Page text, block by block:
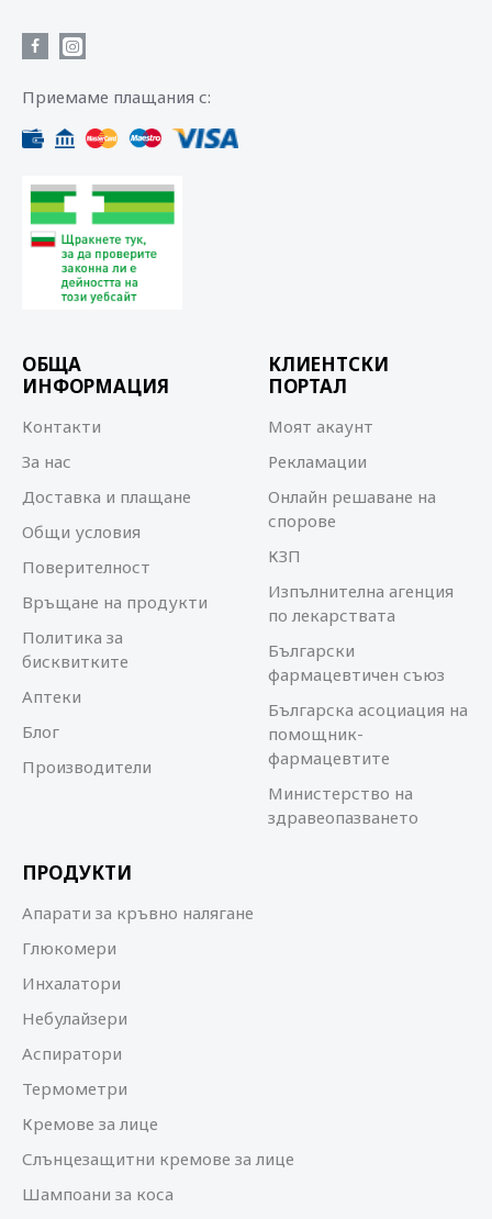
Приемаме плащания с:
ОБЩА
ИНФОРМАЦИЯ
Контакти
За нас
Доставка и плащане
Общи условия
Поверителност
Връщане на продукти
Политика за
бисквитките
Аптеки
Блог
Производители
КЛИЕНТСКИ
ПОРТАЛ
Моят акаунт
Рекламации
Онлайн решаване на
спорове
КЗП
Изпълнителна агенция
по лекарствата
Български
фармацевтичен съюз
Българска асоциация на
помощник-
фармацевтите
Министерство на
здравеопазването
ПРОДУКТИ
Апарати за кръвно налягане
Глюкомери
Инхалатори
Небулайзери
Аспиратори
Термометри
Кремове за лице
Слънцезащитни кремове за лице
Шампоани за коса